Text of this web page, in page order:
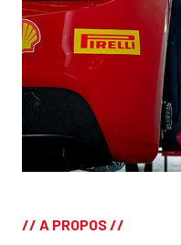
// A PROPOS //